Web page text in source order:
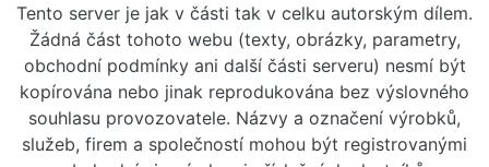
Tento server je jak v části tak v celku autorským dílem.
Žádná část tohoto webu (texty, obrázky, parametry,
obchodní podmínky ani další části serveru) nesmí být
kopírována nebo jinak reprodukována bez výslovného
souhlasu provozovatele. Názvy a označení výrobků,
služeb, firem a společností mohou být registrovanými